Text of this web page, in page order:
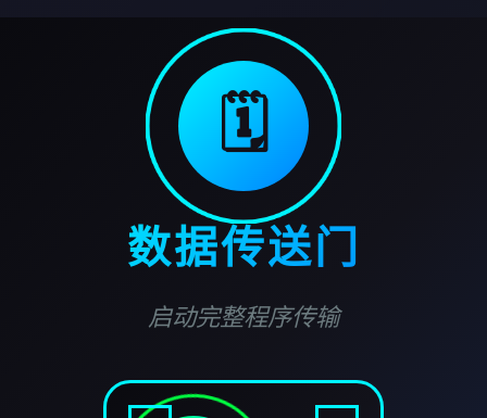
🗓️
数据传送门
启动完整程序传输